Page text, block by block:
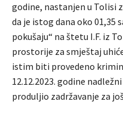
godine, nastanjen u Tolisi
da je istog dana oko 01,35
pokušaju“ na štetu I.F. iz
prostorije za smještaj
istim biti provedeno
12.12.2023. godine
produljio zadržavanje za